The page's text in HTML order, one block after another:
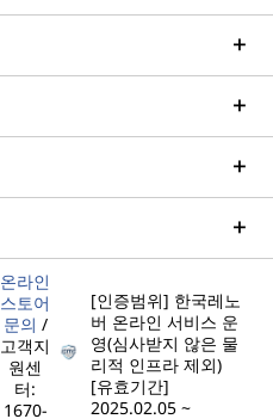
온라인
스토어
문의 /
고객지
원센
터:
1670-
[인증범위] 한국레노
버 온라인 서비스 운
영(심사받지 않은 물
리적 인프라 제외)
[유효기간]
2025.02.05 ~